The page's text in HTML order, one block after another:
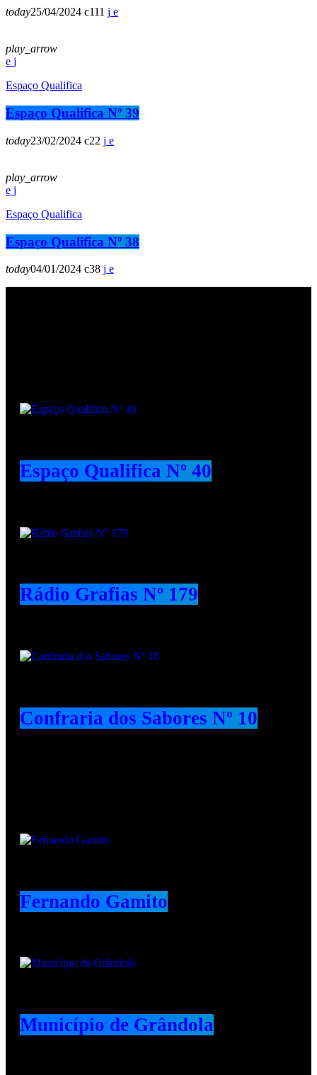
today25/04/2024 111
play_arrow
Espaço Qualifica
Espaço Qualifica Nº 39
today23/02/2024 22
play_arrow
Espaço Qualifica
Espaço Qualifica Nº 38
today04/01/2024 38
Espaço Qualifica Nº 40
Rádio Grafias Nº 179
Confraria dos Sabores Nº 10
Fernando Gamito
Município de Grândola